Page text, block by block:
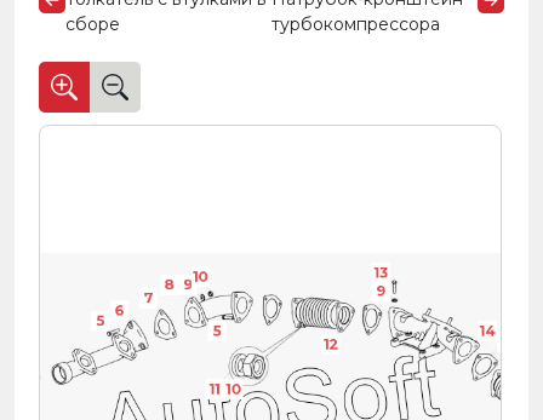
сборе
турбокомпрессора
5
5
6
7
8 9
9
10
10
11
12
13
14